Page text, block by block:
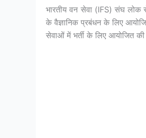
भारतीय वन सेवा (IFS) संघ लोक
के वैज्ञानिक प्रबंधन के लिए
सेवाओं में भर्ती के लिए आयोजित की